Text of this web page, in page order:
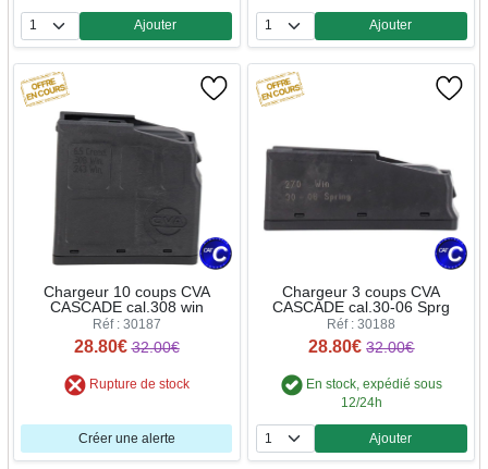
Quantité
Ajouter
Quantité
Ajouter
Chargeur 10 coups CVA
CASCADE cal.308 win
Réf : 30187
28.80€ 32.00€
Rupture de stock
Créer une alerte
Chargeur 3 coups CVA
CASCADE cal.30-06 Sprg
Réf : 30188
28.80€ 32.00€
En stock, expédié sous
12/24h
Quantité
Ajouter